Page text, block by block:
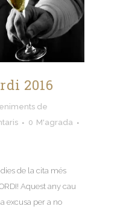
2016
de
0 M'agrada
de la cita més
Aquest any cau
excusa per a no